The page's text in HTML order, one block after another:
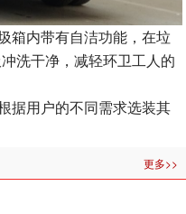
箱内带有自洁功能，在垃
洗干净，减轻环卫工人的
据用户的不同需求选装其
更多>>